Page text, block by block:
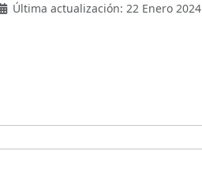
Última actualización: 22 Enero 2024